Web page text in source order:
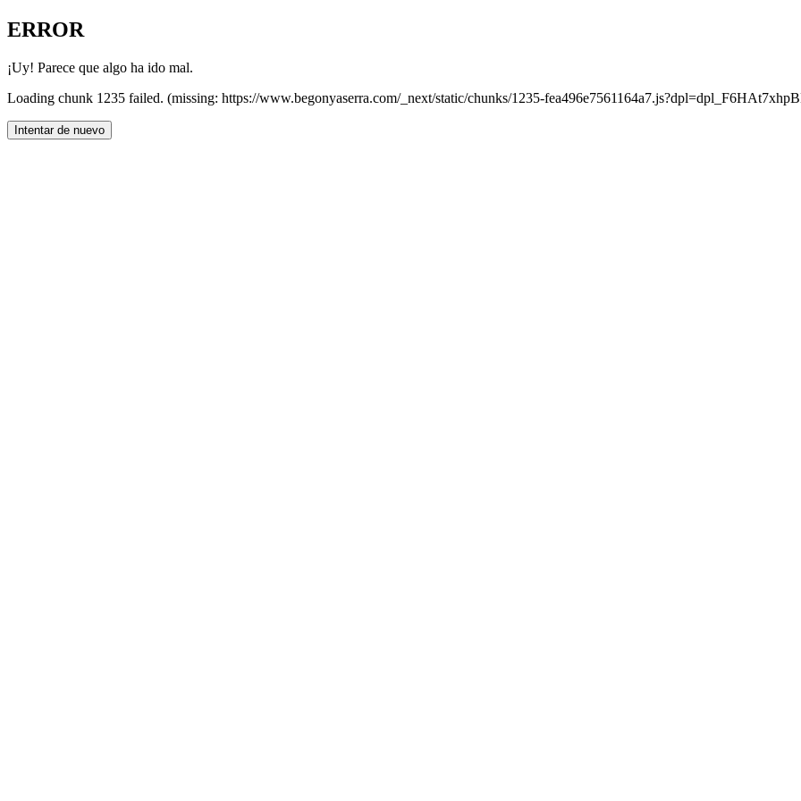
ERROR
¡Uy! Parece que algo ha ido mal.
Loading chunk 1235 failed. (missing: https://www.begonyaserra.com/_next/static/chunks/1235-
Intentar de nuevo